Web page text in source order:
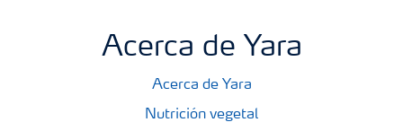
Acerca de Yara
Acerca de Yara
Nutrición vegetal